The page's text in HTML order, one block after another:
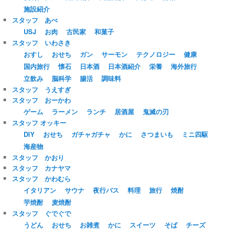
施設紹介
スタッフ あべ
USJ
お肉 古民家
和菓子
スタッフ いわさき
おすし
おせち ガン サーモン テクノロジー
健康
国内旅行
懐石 日本酒 日本酒紹介 栄養
海外旅行
立飲み
脳科学 腸活
調味料
スタッフ うえすぎ
スタッフ おーかわ
ゲーム
ラーメン ランチ 居酒屋
鬼滅の刃
スタッフ オッキー
DIY
おせち ガチャガチャ かに さつまいも
ミニ四駆
海産物
スタッフ かおり
スタッフ カナヤマ
スタッフ かわむら
イタリアン
サウナ 夜行バス 料理 旅行
焼酎
芋焼酎
麦焼酎
スタッフ ぐでぐで
うどん
おせち お雑煮 かに スイーツ そば
チーズ